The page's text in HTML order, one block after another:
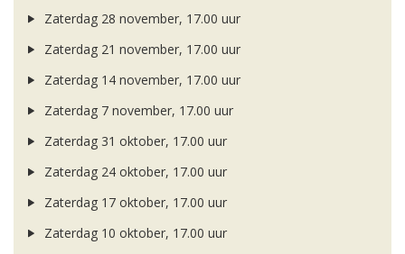
Zaterdag 28 november, 17.00 uur
Zaterdag 21 november, 17.00 uur
Zaterdag 14 november, 17.00 uur
Zaterdag 7 november, 17.00 uur
Zaterdag 31 oktober, 17.00 uur
Zaterdag 24 oktober, 17.00 uur
Zaterdag 17 oktober, 17.00 uur
Zaterdag 10 oktober, 17.00 uur